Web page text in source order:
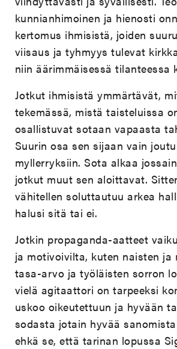
kunnianhimoinen ja hienosti
kertomus ihmisistä, joiden
viisaus ja tyhmyys tulevat
niin äärimmäisessä tilanteessa
Jotkut ihmisistä ymmärtävät,
tekemässä, mistä taisteluissa
osallistuvat sotaan vapaasta
Suurin osa sen sijaan vain
myllerryksiin. Sota alkaa
jotkut muut sen aloittavat.
vähitellen soluttautuu arkea
halusi sitä tai ei.
Jotkin propaganda-aatteet
ja motivoivilta, kuten naisten ja
tasa-arvo ja työläisten sorron
vielä agitaattori on tarpeeksi
uskoo oikeutettuun ja hyvään
sodasta jotain hyvää
ehkä se, että tarinan lopussa